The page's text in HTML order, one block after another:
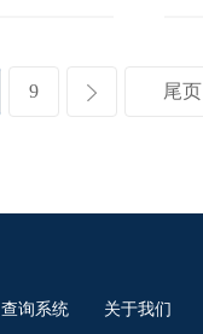
9 尾页
查询系统 关于我们